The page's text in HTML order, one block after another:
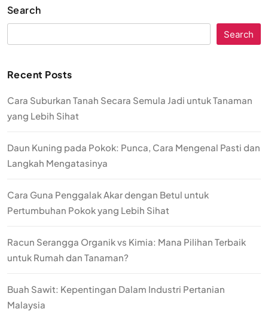
Search
Search
Recent Posts
Cara Suburkan Tanah Secara Semula Jadi untuk Tanaman
yang Lebih Sihat
Daun Kuning pada Pokok: Punca, Cara Mengenal Pasti dan
Langkah Mengatasinya
Cara Guna Penggalak Akar dengan Betul untuk
Pertumbuhan Pokok yang Lebih Sihat
Racun Serangga Organik vs Kimia: Mana Pilihan Terbaik
untuk Rumah dan Tanaman?
Buah Sawit: Kepentingan Dalam Industri Pertanian
Malaysia